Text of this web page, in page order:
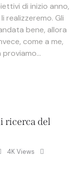
di inizio anno,
realizzeremo. Gli
bene, allora
come a me,
proviamo…
ricerca del
4K Views